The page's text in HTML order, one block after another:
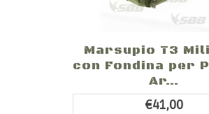
Marsupio T3
con Fondina per
Ar...
€41,00